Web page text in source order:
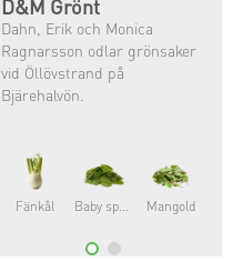
D&M Grönt
Dahn, Erik och Monica
Ragnarsson odlar grönsaker
vid Öllövstrand på
Bjärehalvön.
Fänkål Baby spenat Mangold